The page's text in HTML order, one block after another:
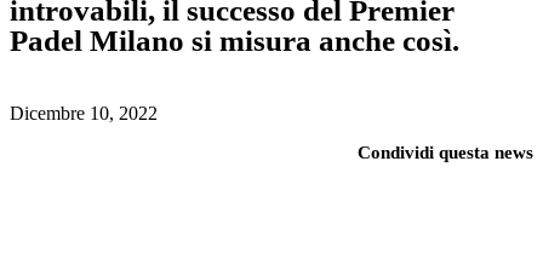
introvabili, il successo del Premier
Padel Milano si misura anche così.
Dicembre 10, 2022
Condividi questa news